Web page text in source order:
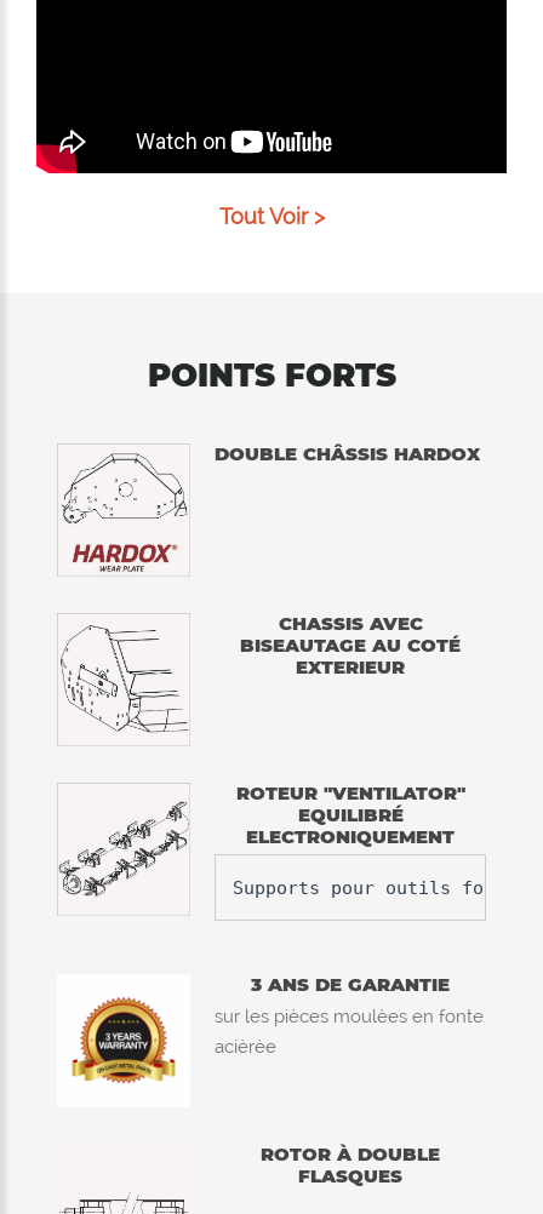
Tout Voir >
POINTS FORTS
DOUBLE CHÂSSIS HARDOX
CHASSIS AVEC
BISEAUTAGE AU COTÉ
EXTERIEUR
ROTEUR "VENTILATOR"
EQUILIBRÉ
ELECTRONIQUEMENT
Supports pour outils
3 ANS DE GARANTIE
sur les pièces moulèes en fonte
acièrèe
ROTOR À DOUBLE
FLASQUES